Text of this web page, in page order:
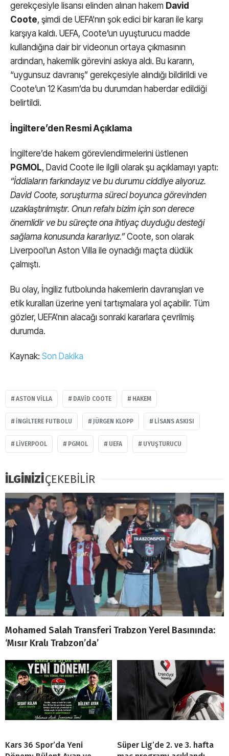
gerekçesiyle lisansı elinden alınan hakem David
Coote, şimdi de UEFA’nın şok edici bir kararı ile karşı
karşıya kaldı. UEFA, Coote’un uyuşturucu madde
kullandığına dair bir videonun ortaya çıkmasının
ardından, hakemlik görevini askıya aldı. Bu kararın,
“uygunsuz davranış” gerekçesiyle alındığı bildirildi ve
Coote’un 12 Kasım’da bu durumdan haberdar edildiği
belirtildi.
İngiltere’den Resmi Açıklama
İngiltere’de hakem görevlendirmelerini üstlenen
PGMOL, David Coote ile ilgili olarak şu açıklamayı yaptı:
“İddiaların farkındayız ve bu durumu ciddiye alıyoruz.
David Coote, soruşturma süreci boyunca görevinden
uzaklaştırılmıştır. Onun refahı bizim için son derece
önemlidir ve bu süreçte ona ihtiyaç duyduğu desteği
sağlama konusunda kararlıyız.”Coote, son olarak
Liverpool’un Aston Villa ile oynadığı maçta düdük
çalmıştı.
Bu olay, İngiliz futbolunda hakemlerin davranışları ve
etik kuralları üzerine yeni tartışmalara yol açabilir. Tüm
gözler, UEFA’nın alacağı sonraki kararlara çevrilmiş
durumda.
Kaynak: Son Dakika
ASTON VILLA DAVID COOTE HAKEM
İNGILTERE FUTBOLU JÜRGEN KLOPP LISANS ASKISI
LIVERPOOL PGMOL UEFA UYUŞTURUCU
İLGİNİZİÇEKEBİLİR
Mohamed Salah Transferi Trabzon Yerel Basınında:
‘Mısır Kralı Trabzon’da’
Kars 36 Spor’da Yeni
Süper Lig’de 2. ve 3. hafta